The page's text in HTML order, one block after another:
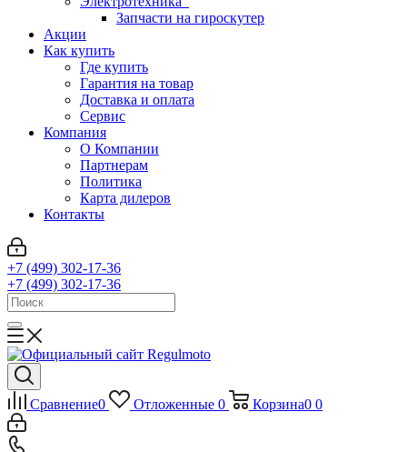
Запчасти на гироскутер
Акции
Как купить
Где купить
Гарантия на товар
Доставка и оплата
Сервис
Компания
О Компании
Партнерам
Политика
Карта дилеров
Контакты
+7 (499) 302-17-36
+7 (499) 302-17-36
Сравнение0 Отложенные 0 Корзина0 0